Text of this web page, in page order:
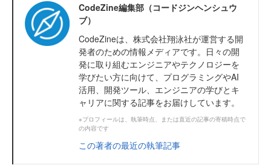
CodeZine編集部（コードジンヘンシュウ
ブ）
CodeZineは、株式会社翔泳社が運営する開
発者のための情報メディアです。日々の開
発に取り組むエンジニアやテクノロジーを
学びたい方に向けて、プログラミングやAI
活用、開発ツール、エンジニアの学びとキ
ャリアに関する記事をお届けしています。
※プロフィールは、執筆時点、または直近の記事の寄稿時点で
の内容です
この著者の最近の執筆記事